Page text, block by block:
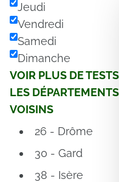
Jeudi
Vendredi
Samedi
Dimanche
VOIR PLUS DE TESTS
LES DÉPARTEMENTS
VOISINS
26 - Drôme
30 - Gard
38 - Isère